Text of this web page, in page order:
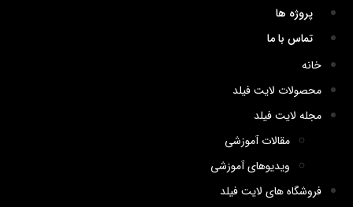
پروژه ها
تماس با ما
خانه
محصولات لایت فیلد
مجله لایت فیلد
مقالات آموزشی
ویدیوهای آموزشی
فروشگاه های لایت فیلد